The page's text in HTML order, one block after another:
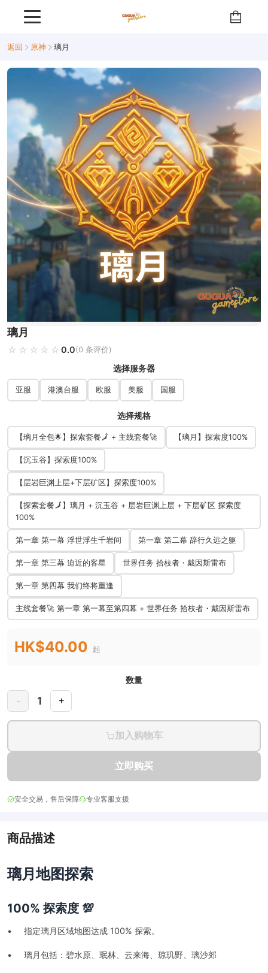
返回 原神 璃月
璃月
☆☆☆☆☆
★★★★★ 0.0(0 条评价)
选择服务器
亚服 港澳台服 欧服 美服 国服
选择规格
【璃月全包🌟】探索套餐🗾 + 主线套餐🚀 【璃月】探索度100%
【沉玉谷】探索度100%
【层岩巨渊​​上层+下层矿区】探索度100%
【探索套餐🗾】璃月 + 沉玉谷 + 层岩巨渊​​上层 + 下层矿区 探索度
100%
第一章 第一幕 浮世浮生千岩间 第一章 第二幕 辞行久远之躯
第一章 第三幕 迫近的客星 世界任务 拾枝者・戴因斯雷布
第一章 第四幕 我们终将重逢
主线套餐🚀 第一章 第一幕至第四幕 + 世界任务 拾枝者・戴因斯雷布
HK$40.00 起
数量
- 1 +
加入购物车
立即购买
安全交易，售后保障 专业客服支援
商品描述
璃月地图探索
100% 探索度 💯
• 指定璃月区域地图达成 100% 探索。
• 璃月包括：碧水原、珉林、云来海、琼玑野、璃沙郊